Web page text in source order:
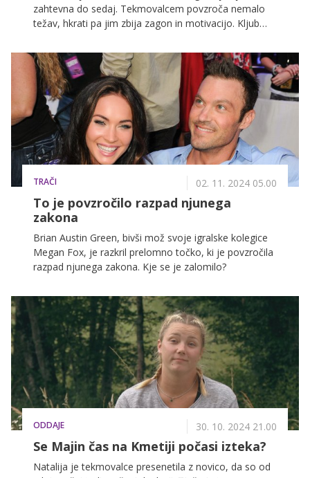
zahtevna do sedaj. Tekmovalcem povzroča nemalo
težav, hkrati pa jim zbija zagon in motivacijo. Kljub
medtem ko se drugi tokrat nalogi izogibajo v velikem
loku.
TRAČI 02. 11. 2024 05.00
To je povzročilo razpad njunega
zakona
Brian Austin Green, bivši mož svoje igralske kolegice
Megan Fox, je razkril prelomno točko, ki je povzročila
razpad njunega zakona. Kje se je zalomilo?
ODDAJE 30. 10. 2024 21.00
Se Majin čas na Kmetiji počasi izteka?
Natalija je tekmovalce presenetila z novico, da so od